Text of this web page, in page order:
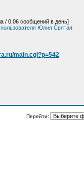
/ 0,06 сообщений в день]
Юлия Святая
main.cgi?p=542
Перейти: